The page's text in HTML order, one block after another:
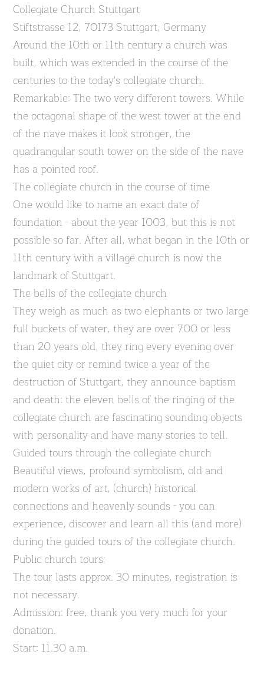
Collegiate Church Stuttgart
Stiftstrasse 12, 70173 Stuttgart, Germany
Around the 10th or 11th century a church was
built, which was extended in the course of the
centuries to the today's collegiate church.
Remarkable: The two very different towers. While
the octagonal shape of the west tower at the end
of the nave makes it look stronger, the
quadrangular south tower on the side of the nave
has a pointed roof.
The collegiate church in the course of time
One would like to name an exact date of
foundation - about the year 1003, but this is not
possible so far. After all, what began in the 10th or
11th century with a village church is now the
landmark of Stuttgart.
The bells of the collegiate church
They weigh as much as two elephants or two large
full buckets of water, they are over 700 or less
than 20 years old, they ring every evening over
the quiet city or remind twice a year of the
destruction of Stuttgart, they announce baptism
and death: the eleven bells of the ringing of the
collegiate church are fascinating sounding objects
with personality and have many stories to tell.
Guided tours through the collegiate church
Beautiful views, profound symbolism, old and
modern works of art, (church) historical
connections and heavenly sounds - you can
experience, discover and learn all this (and more)
during the guided tours of the collegiate church.
Public church tours:
The tour lasts approx. 30 minutes, registration is
not necessary.
Admission: free, thank you very much for your
donation.
Start: 11.30 a.m.